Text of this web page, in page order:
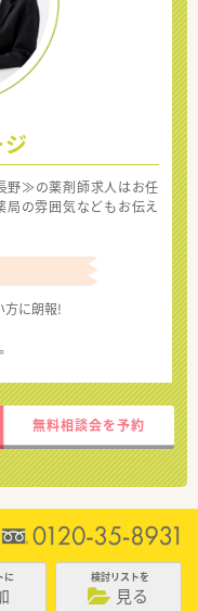
野≫の薬剤師求人はお任
局の雰囲気などもお伝え
方に朗報!
無料相談会を予約
に 検討リストを
見る